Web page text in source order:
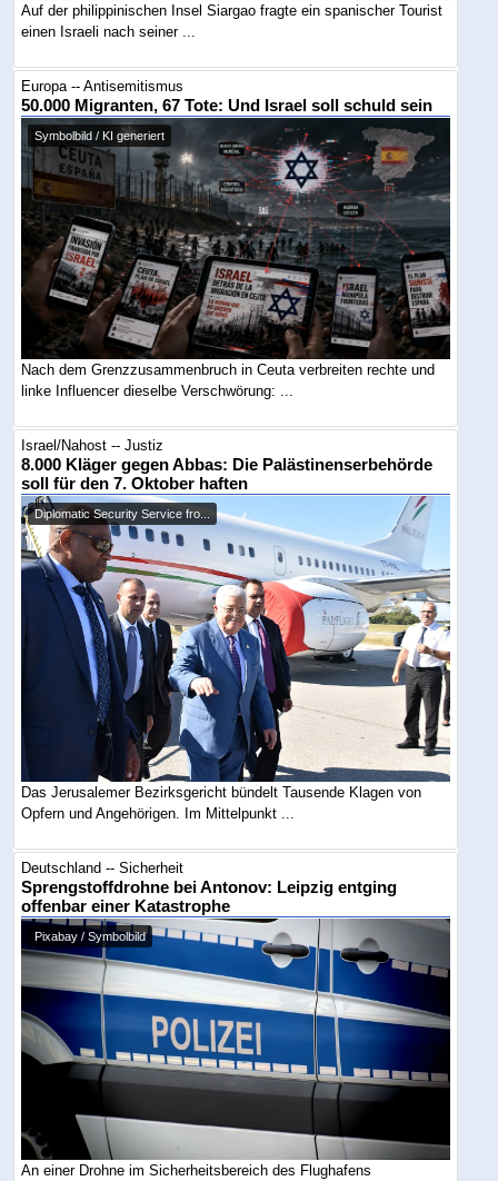
Auf der philippinischen Insel Siargao fragte ein spanischer Tourist
einen Israeli nach seiner ...
Europa -- Antisemitismus
50.000 Migranten, 67 Tote: Und Israel soll schuld sein
Symbolbild / KI generiert
Nach dem Grenzzusammenbruch in Ceuta verbreiten rechte und
linke Influencer dieselbe Verschwörung: ...
Israel/Nahost -- Justiz
8.000 Kläger gegen Abbas: Die Palästinenserbehörde
soll für den 7. Oktober haften
Diplomatic Security Service fro...
Das Jerusalemer Bezirksgericht bündelt Tausende Klagen von
Opfern und Angehörigen. Im Mittelpunkt ...
Deutschland -- Sicherheit
Sprengstoffdrohne bei Antonov: Leipzig entging
offenbar einer Katastrophe
Pixabay / Symbolbild
An einer Drohne im Sicherheitsbereich des Flughafens